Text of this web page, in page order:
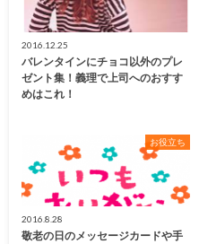
2016.12.25
バレンタインにチョコ以外のプレ
ゼント集！義理で上司へのおすす
めはこれ！
お役立ち
2016.8.28
敬老の日のメッセージカードや手